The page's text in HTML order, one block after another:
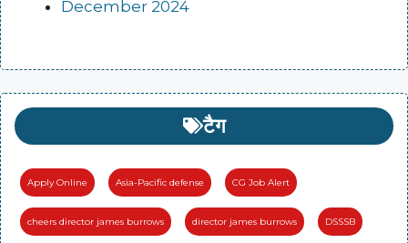
December 2024
टैग
Apply Online Asia-Pacific defense CG Job Alert
cheers director james burrows director james burrows DSSSB